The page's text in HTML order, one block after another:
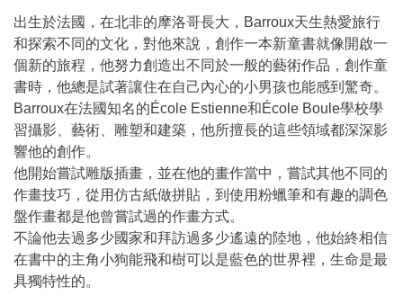
出生於法國，在北非的摩洛哥長大，Barroux天生熱愛旅行
和探索不同的文化，對他來說，創作一本新童書就像開啟一
個新的旅程，他努力創造出不同於一般的藝術作品，創作童
書時，他總是試著讓住在自己內心的小男孩也能感到驚奇。
Barroux在法國知名的École Estienne和École Boule學校學
習攝影、藝術、雕塑和建築，他所擅長的這些領域都深深影
響他的創作。
他開始嘗試雕版插畫，並在他的畫作當中，嘗試其他不同的
作畫技巧，從用仿古紙做拼貼，到使用粉蠟筆和有趣的調色
盤作畫都是他曾嘗試過的作畫方式。
不論他去過多少國家和拜訪過多少遙遠的陸地，他始終相信
在書中的主角小狗能飛和樹可以是藍色的世界裡，生命是最
具獨特性的。